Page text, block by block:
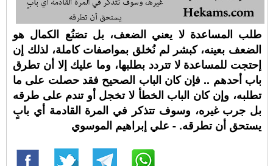
طلب المساعدة لا يعني الضعف، بل تصَنُع الكمال هو
الضعف بعينه، كبشر لم نُخلق بمواصفات كاملة، لذلك إن
إحتجت للمساعدة لا تتردد بطلبها، وما عليك إلا أن تطرق
باب أحدهم .. فإن كان الباب الصحيح فقد حصلت على ما
تطلبه، وإن كان الباب الخطأ لا تخجل أو تندم على طرقه
بل جرب غيره، وسوف تتذكر في المرة القادمة أي بابٍ
يستحق أن تطرقه. - علي إبراهيم الموسوي